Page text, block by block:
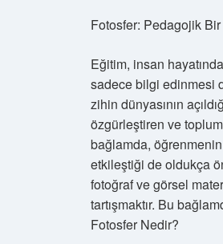
Fotosfer: Pedagojik Bir
Eğitim, insan
sadece bilgi edinmesi
zihin dünyasının
özgürleştiren ve
bağlamda,
etkileştiği de oldukça
fotoğraf ve görsel
tartışmaktır. Bu
Fotosfer Nedir?